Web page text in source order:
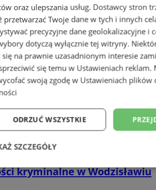
na porodówkę
kryminalne w Wodzisławiu
oraz ulepszania usług. Dostawcy stron
przetwarzać Twoje dane w tych i innych
precyzyjne dane geolokalizacyjne i
dotyczą wyłącznie tej witryny.
się na prawnie uzasadnionym interesie
się temu w Ustawieniach reklam.
swoją zgodę w Ustawieniach plików
ODRZUĆ WSZYSTKIE
SZCZEGÓŁY
Wydajność